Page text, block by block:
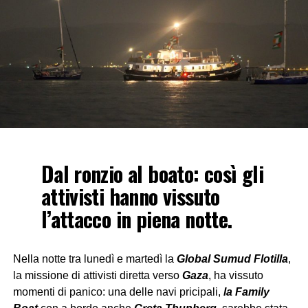
Dal ronzio al boato: così gli
attivisti hanno vissuto
l’attacco in piena notte.
Nella notte tra lunedì e martedì la Global Sumud Flotilla,
la missione di attivisti diretta verso Gaza, ha vissuto
momenti di panico: una delle navi pricipali, la Family